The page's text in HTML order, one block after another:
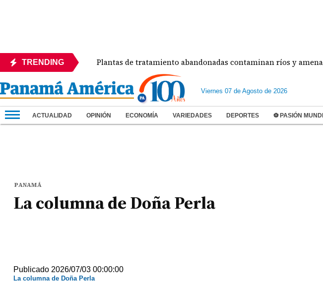
TRENDING
del Día Plantas de tratamiento abandonadas contaminan ríos y amenazan
Viernes 07 de Agosto de 2026
ACTUALIDAD OPINIÓN ECONOMÍA VARIEDADES DEPORTES ⚽ PASIÓN
PANAMÁ
La columna de Doña Perla
Publicado 2026/07/03 00:00:00
La columna de Doña Perla